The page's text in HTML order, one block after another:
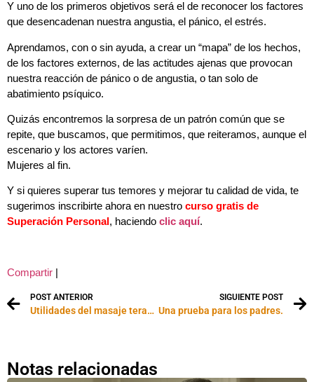
Y uno de los primeros objetivos será el de reconocer los factores
que desencadenan nuestra angustia, el pánico, el estrés.
Aprendamos, con o sin ayuda, a crear un “mapa” de los hechos,
de los factores externos, de las actitudes ajenas que provocan
nuestra reacción de pánico o de angustia, o tan solo de
abatimiento psíquico.
Quizás encontremos la sorpresa de un patrón común que se
repite, que buscamos, que permitimos, que reiteramos, aunque el
escenario y los actores varíen.
Mujeres al fin.
Y si quieres superar tus temores y mejorar tu calidad de vida, te
sugerimos inscribirte ahora en nuestro curso gratis de
Superación Personal , haciendo clic aquí.
Compartir
POST ANTERIOR
Utilidades del masaje terapéutico
SIGUIENTE POST
Una prueba para los padres.
Notas relacionadas